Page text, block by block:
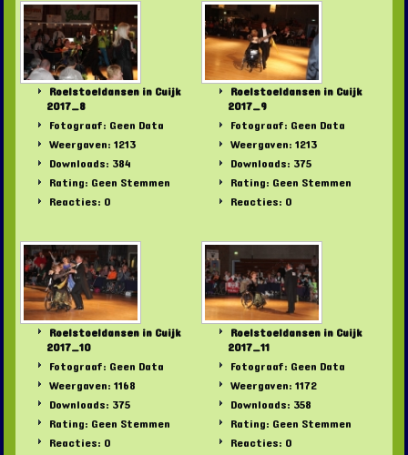
Roelstoeldansen in Cuijk
2017_8
Fotograaf: Geen Data
Weergaven: 1213
Downloads: 384
Rating: Geen Stemmen
Reacties: 0
Roelstoeldansen in Cuijk
2017_9
Fotograaf: Geen Data
Weergaven: 1213
Downloads: 375
Rating: Geen Stemmen
Reacties: 0
Roelstoeldansen in Cuijk
2017_10
Fotograaf: Geen Data
Weergaven: 1168
Downloads: 375
Rating: Geen Stemmen
Reacties: 0
Roelstoeldansen in Cuijk
2017_11
Fotograaf: Geen Data
Weergaven: 1172
Downloads: 358
Rating: Geen Stemmen
Reacties: 0